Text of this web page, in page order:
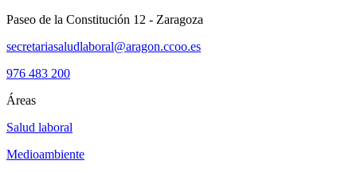
Paseo de la Constitución 12 - Zaragoza
secretariasaludlaboral@aragon.ccoo.es
976 483 200
Áreas
Salud laboral
Medioambiente